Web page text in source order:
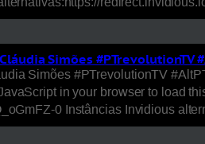
Simões #PTrevolutionTV
Simões #PTrevolutionTV
in your browser to load
0 Instâncias Invidious